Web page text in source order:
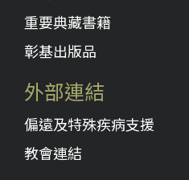
重要典藏書籍
彰基出版品
外部連結
偏遠及特殊疾病支援
教會連結